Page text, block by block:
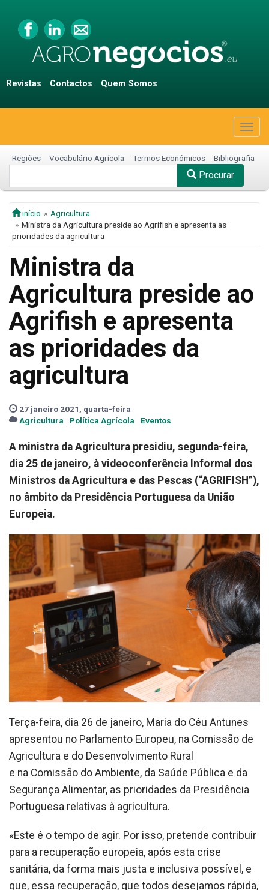
Revistas Contactos Quem Somos
Regiões Vocabulário Agrícola Termos Económicos Bibliografia
Procurar
início
Agricultura
Ministra da Agricultura preside ao Agrifish e apresenta as
prioridades da agricultura
Ministra da
Agricultura preside ao
Agrifish e apresenta
as prioridades da
agricultura
27 janeiro 2021, quarta-feira
Agricultura
Política Agrícola Eventos
A ministra da Agricultura presidiu, segunda-feira,
dia 25 de janeiro, à videoconferência Informal dos
Ministros da Agricultura e das Pescas (“AGRIFISH”),
no âmbito da Presidência Portuguesa da União
Europeia.
Terça-feira, dia 26 de janeiro, Maria do Céu Antunes
apresentou no Parlamento Europeu, na Comissão de
Agricultura e do Desenvolvimento Rural
e na Comissão do Ambiente, da Saúde Pública e da
Segurança Alimentar, as prioridades da Presidência
Portuguesa relativas à agricultura.
«Este é o tempo de agir. Por isso, pretende contribuir
para a recuperação europeia, após esta crise
sanitária, da forma mais justa e inclusiva possível, e
que, essa recuperação, que todos desejamos rápida,